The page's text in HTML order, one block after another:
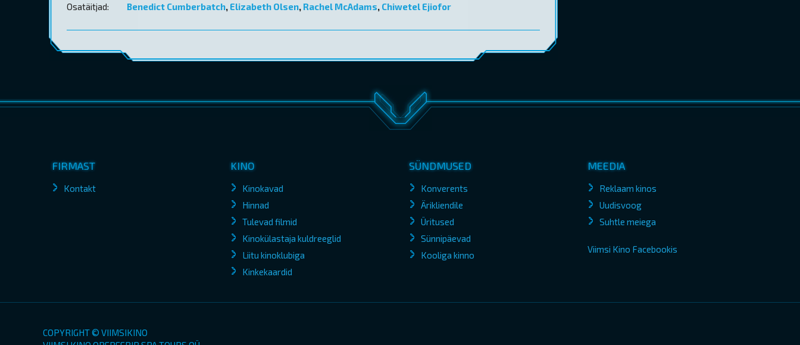
Osatäitjad:
Benedict Cumberbatch, Elizabeth Olsen, Rachel McAdams, Chiwetel Ejiofor
FIRMAST
Kontakt
KINO
Kinokavad
Hinnad
Tulevad filmid
Kinokülastaja kuldreeglid
Liitu kinoklubiga
Kinkekaardid
SÜNDMUSED
Konverents
Ärikliendile
Üritused
Sünnipäevad
Kooliga kinno
MEEDIA
Reklaam kinos
Uudisvoog
Suhtle meiega
Viimsi Kino Facebookis
COPYRIGHT © VIIMSIKINO